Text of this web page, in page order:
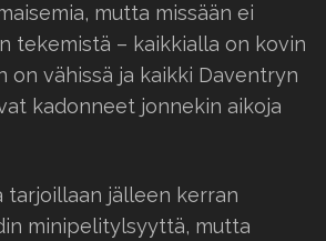
mutta missään ei
tekemistä – kaikkialla on kovin
on vähissä ja kaikki Daventryn
kadonneet jonnekin aikoja
tarjoillaan jälleen kerran
minipelitylsyyttä, mutta